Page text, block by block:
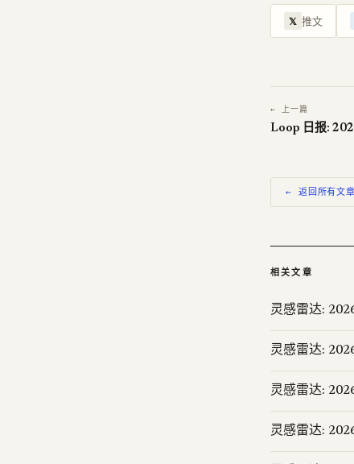
𝕏 推文
← 上一篇
Loop 日报:
← 返回所有文章
相关文章
灵感雷达:
灵感雷达:
灵感雷达:
灵感雷达: